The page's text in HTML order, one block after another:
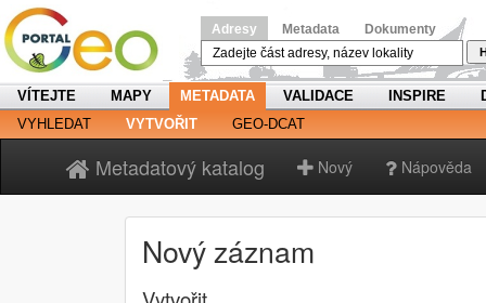
Adresy Metadata Dokumenty
VÍTEJTE MAPY METADATA VALIDACE INSPIRE
VYHLEDAT
VYTVOŘIT GEO-DCAT